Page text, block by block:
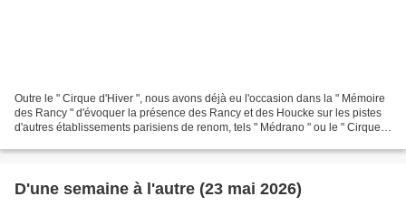
Outre le " Cirque d'Hiver ", nous avons déjà eu l'occasion dans la " Mémoire
des Rancy " d'évoquer la présence des Rancy et des Houcke sur les pistes
d'autres établissements parisiens de renom, tels " Médrano " ou le " Cirque
D'une semaine à l'autre (23 mai 2026)